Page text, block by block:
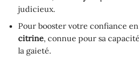
judicieux.
Pour booster votre confiance
citrine, connue pour sa
la gaieté.